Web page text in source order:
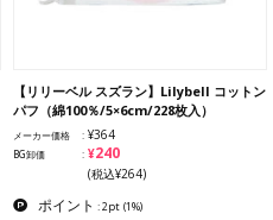
【リリーベル スズラン】Lilybell コットン
パフ（綿100％/5×6cm/228枚入）
メーカー価格 ¥364
BG卸価 ¥240
(税込¥264)
ポイント : 2pt (1%)